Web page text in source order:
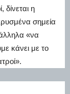
δίνεται η
σημεία
«να
κάνει με το